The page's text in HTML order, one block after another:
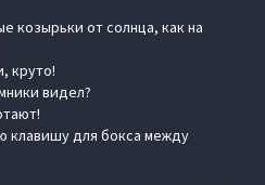
козырьки от солнца, как на
круто!
видел?
клавишу для бокса между